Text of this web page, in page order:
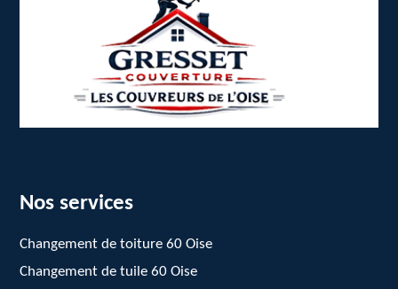
Nos services
Changement de toiture 60 Oise
Changement de tuile 60 Oise